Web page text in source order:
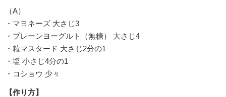
（A）
・マヨネーズ 大さじ3
・プレーンヨーグルト（無糖） 大さじ4
・粒マスタード 大さじ2分の1
・塩 小さじ4分の1
・コショウ 少々
【作り方】